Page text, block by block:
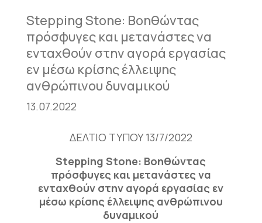
Stepping Stone: Βοηθώντας
πρόσφυγες και μετανάστες να
ενταχθούν στην αγορά εργασίας
εν μέσω κρίσης έλλειψης
ανθρώπινου δυναμικού
13.07.2022
ΔΕΛΤΙΟ ΤΥΠΟΥ 13/7/2022
Stepping Stone: Βοηθώντας
πρόσφυγες και μετανάστες να
ενταχθούν στην αγορά εργασίας εν
μέσω κρίσης έλλειψης ανθρώπινου
δυναμικού